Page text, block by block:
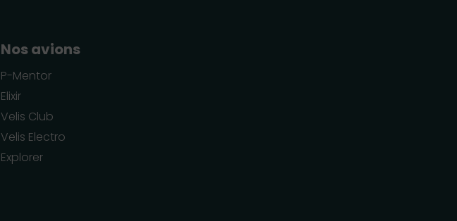
Nos avions
P-Mentor
Elixir
Velis Club
Velis Electro
Explorer